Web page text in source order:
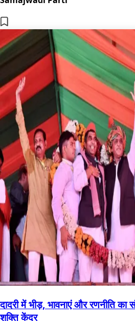
दादरी में भीड़, भावनाएं और रणनीति
शक्ति केंद्र